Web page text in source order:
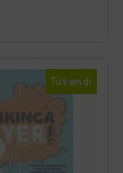
Tükendi